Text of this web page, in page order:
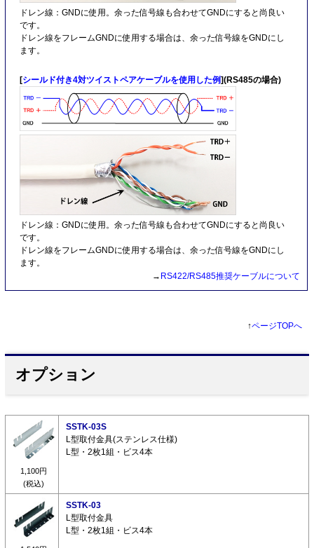
ドレン線：GNDに使用。余った信号線も合わせてGNDにすると尚良い
です。
ドレン線をフレームGNDに使用する場合は、余った信号線をGNDにし
ます。
[シールド付き4対ツイストペアケーブルを使用した例](RS485の場合)
ドレン線：GNDに使用。余った信号線も合わせてGNDにすると尚良い
です。
ドレン線をフレームGNDに使用する場合は、余った信号線をGNDにし
ます。
→ RS422/RS485推奨ケーブルについて
↑ページTOPへ
オプション
1,100円
(税込)
SSTK-03S
L型取付金具(ステンレス仕様)
L型・2枚1組・ビス4本
SSTK-03
L型取付金具
L型・2枚1組・ビス4本